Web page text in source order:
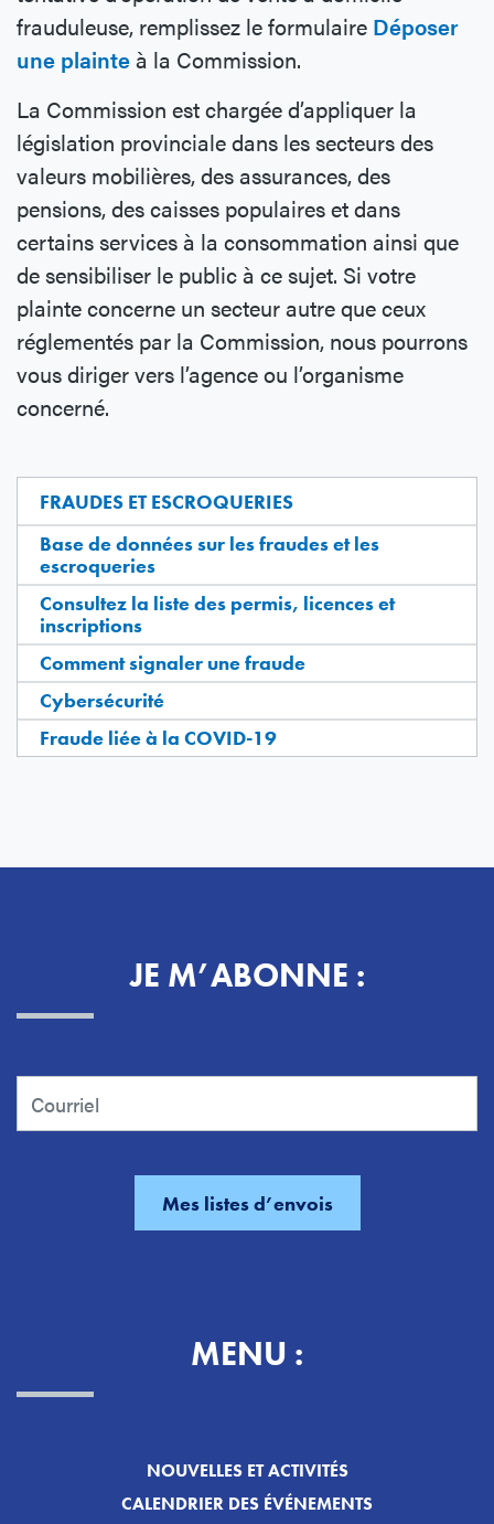
FRAUDES ET ESCROQUERIES
Base de données sur les fraudes et les
escroqueries
Consultez la liste des permis, licences et
inscriptions
Comment signaler une fraude
Cybersécurité
Fraude liée à la COVID-19
frauduleuse, remplissez le formulaire Déposer
une plainteà la Commission.
La Commission est chargée d’appliquer la
législation provinciale dans les secteurs des
valeurs mobilières, des assurances, des
pensions, des caisses populaires et dans
certains services à la consommation ainsi que
de sensibiliser le public à ce sujet. Si votre
plainte concerne un secteur autre que ceux
réglementés par la Commission, nous pourrons
vous diriger vers l’agence ou l’organisme
concerné.
JE M’ABONNE :
MENU :
NOUVELLES ET ACTIVITÉS
CALENDRIER DES ÉVÉNEMENTS